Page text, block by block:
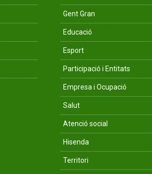
Gent Gran
Educació
Esport
Participació i Entitats
Empresa i Ocupació
Salut
Atenció social
Hisenda
Territori